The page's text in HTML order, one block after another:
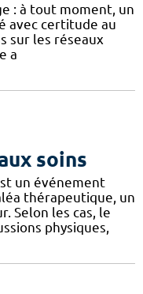
: à tout moment, un
avec certitude au
sur les réseaux
a
soins
un événement
thérapeutique, un
Selon les cas, le
physiques,